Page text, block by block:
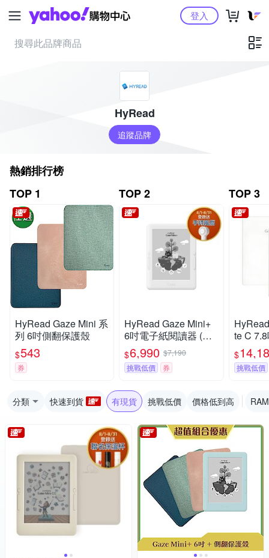
Yahoo購物中心登入
HyRead
追蹤品牌
熱銷排行榜
TOP 1
HyRead Gaze Mini 系
列 6吋側翻保護殼
$543
券
TOP 2
HyRead Gaze Mini+
6吋電子紙閱讀器 (經
典白)
$6,990 $7,190
挑戰低價
券
TOP 3
te C
閱讀器
$
挑戰低價
分類 快速到貨 有現貨 挑戰低價 價格低到高 RAM